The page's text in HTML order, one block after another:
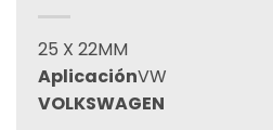
25 X 22MM
AplicaciónVW
VOLKSWAGEN